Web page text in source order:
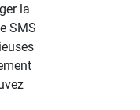
la
SMS